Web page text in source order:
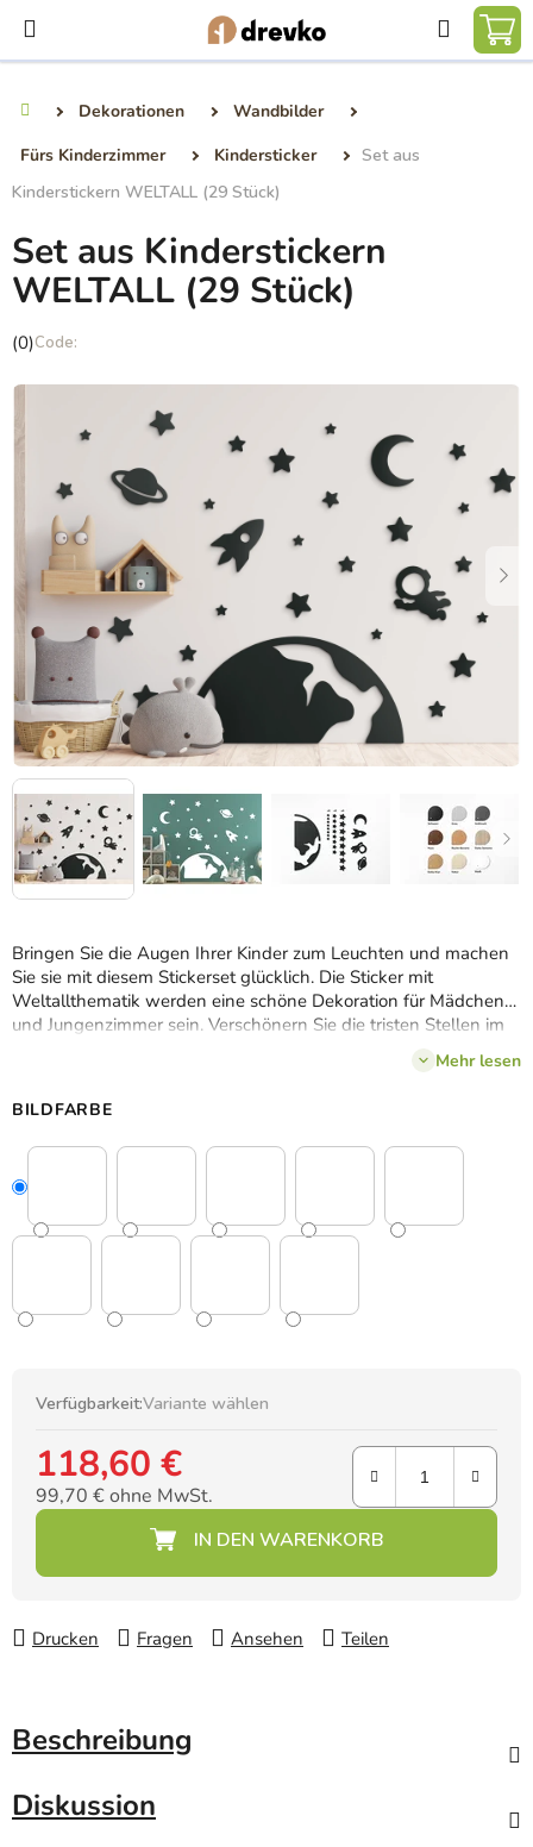
Inhalt
springen
Suchen
Dekorationen
Wandbilder
Fürs Kinderzimmer
Kindersticker
Set aus
Kinderstickern WELTALL (29 Stück)
Bringen Sie die Augen Ihrer Kinder zum Leuchten und machen
Sie sie mit diesem Stickerset glücklich. Die Sticker mit
Weltallthematik werden eine schöne Dekoration für Mädchen-
und Jungenzimmer sein. Verschönern Sie die tristen Stellen im
Zimmer ihres Kindes mit einem stilvollen Sticker in einemMehr lesen
BILDFARBE
Verfügbarkeit:Variante wählen
118,60 €
99,70 € ohne MwSt.
Drucken Fragen Ansehen Teilen
Set aus Kinderstickern
WELTALL (29 Stück)
Die
Produktbewertung
0,0
(0)
Beschreibung
Diskussion